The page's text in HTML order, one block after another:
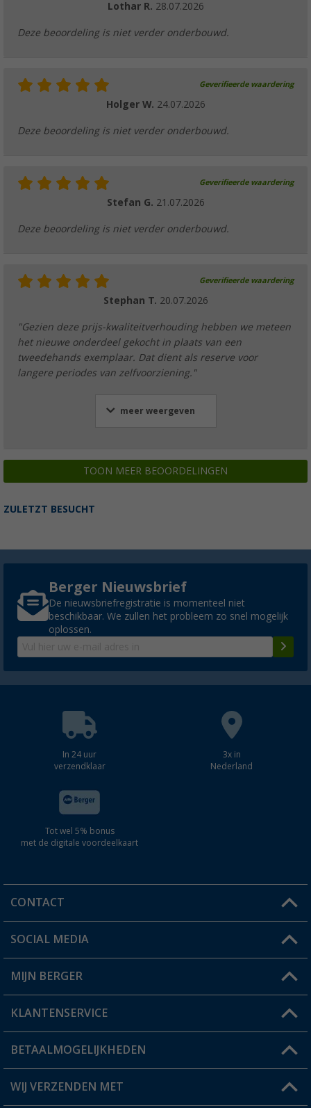
Lothar R. 28.07.2026
Deze beoordeling is niet verder onderbouwd.
Geverifieerde waardering
Holger W. 24.07.2026
Deze beoordeling is niet verder onderbouwd.
Geverifieerde waardering
Stefan G. 21.07.2026
Deze beoordeling is niet verder onderbouwd.
Geverifieerde waardering
Stephan T. 20.07.2026
"Gezien deze prijs-kwaliteitverhouding hebben we meteen
het nieuwe onderdeel gekocht in plaats van een
tweedehands exemplaar. Dat dient als reserve voor
langere periodes van zelfvoorziening."
meer weergeven
TOON MEER BEOORDELINGEN
ZULETZT BESUCHT
Berger Nieuwsbrief
De nieuwsbriefregistratie is momenteel niet
beschikbaar. We zullen het probleem zo snel mogelijk
oplossen.
In 24 uur
verzendklaar
3x in
Nederland
Tot wel 5% bonus
met de digitale voordeelkaart
CONTACT
Een vraag?
Winkel vinden
SOCIAL MEDIA
MIJN BERGER
Mijn account
Status bestelling
Verlanglijstje
KLANTENSERVICE
FAQ & Contact
Verzendinformatie
BETAALMOGELIJKHEDEN
WIJ VERZENDEN MET